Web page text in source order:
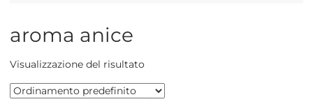
aroma anice
Visualizzazione del risultato